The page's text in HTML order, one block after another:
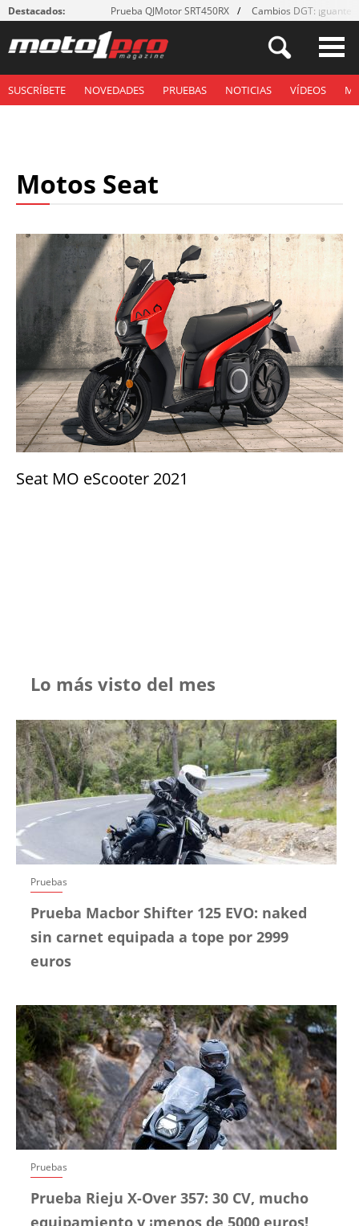
Destacados: Prueba QJMotor SRT450RX Cambios DGT: ¡guantes!
SUSCRÍBETE NOVEDADES PRUEBAS NOTICIAS VÍDEOS
Motos Seat
Seat MO eScooter 2021
Lo más visto del mes
Pruebas
Prueba Macbor Shifter 125 EVO: naked
sin carnet equipada a tope por 2999
euros
Pruebas
Prueba Rieju X-Over 357: 30 CV, mucho